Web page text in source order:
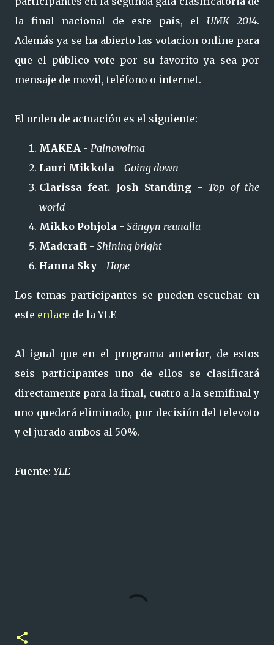
la final nacional de este país, el UMK 2014.
Además ya se ha abierto las votacion online para
que el público vote por su favorito ya sea por
mensaje de movil, teléfono o internet.
El orden de actuación es el siguiente:
MAKEA - Painovoima
Lauri Mikkola - Going down
Clarissa feat. Josh Standing - Top of the
world
Mikko Pohjola - Sängyn reunalla
Madcraft - Shining bright
Hanna Sky - Hope
Los temas participantes se pueden escuchar en
este enlace de la YLE
Al igual que en el programa anterior, de estos
seis participantes uno de ellos se clasificará
directamente para la final, cuatro a la semifinal y
uno quedará eliminado, por decisión del televoto
y el jurado ambos al 50%.
Fuente: YLE